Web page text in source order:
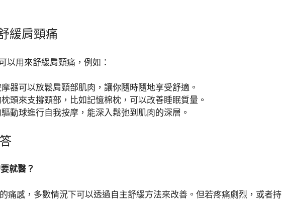
緩肩頸痛
以用來舒緩肩頸痛，例如：
摩器可以放鬆肩頸部肌肉，讓你隨時隨地享受舒適。
枕頭來支撐頸部，比如記憶棉枕，可以改善睡眠質量。
動球進行自我按摩，能深入鬆弛到肌肉的深層。
就醫？
痛感，多數情況下可以透過自主舒緩方法來改善。但若疼痛劇烈，或者持